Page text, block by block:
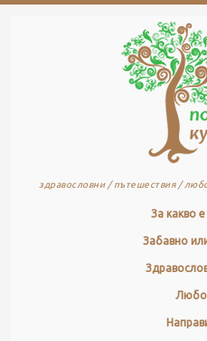
здравословни / пътешествия /
За какво
Забавно